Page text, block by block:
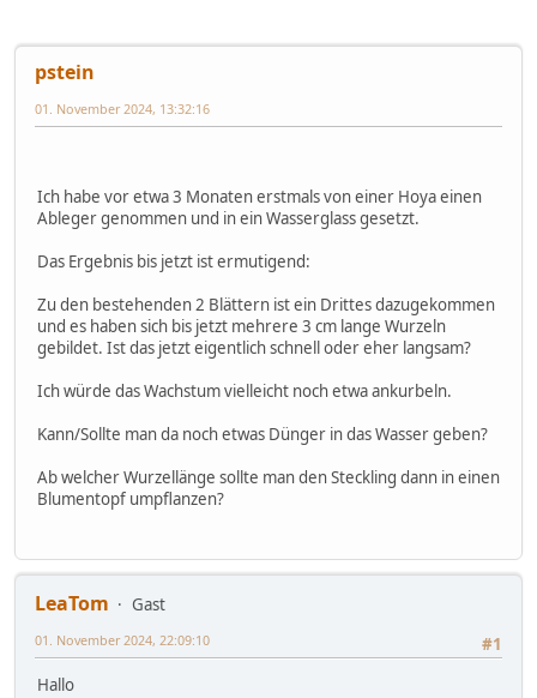
pstein
01. November 2024, 13:32:16
Ich habe vor etwa 3 Monaten erstmals von einer Hoya einen
Ableger genommen und in ein Wasserglass gesetzt.
Das Ergebnis bis jetzt ist ermutigend:
Zu den bestehenden 2 Blättern ist ein Drittes dazugekommen
und es haben sich bis jetzt mehrere 3 cm lange Wurzeln
gebildet. Ist das jetzt eigentlich schnell oder eher langsam?
Ich würde das Wachstum vielleicht noch etwa ankurbeln.
Kann/Sollte man da noch etwas Dünger in das Wasser geben?
Ab welcher Wurzellänge sollte man den Steckling dann in einen
Blumentopf umpflanzen?
LeaTom
Gast
#1
01. November 2024, 22:09:10
Hallo